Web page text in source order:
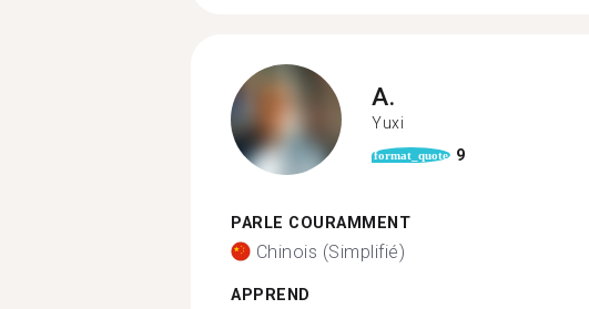
A.
Yuxi
format_quote 9
PARLE COURAMMENT
Chinois (Simplifié)
APPREND